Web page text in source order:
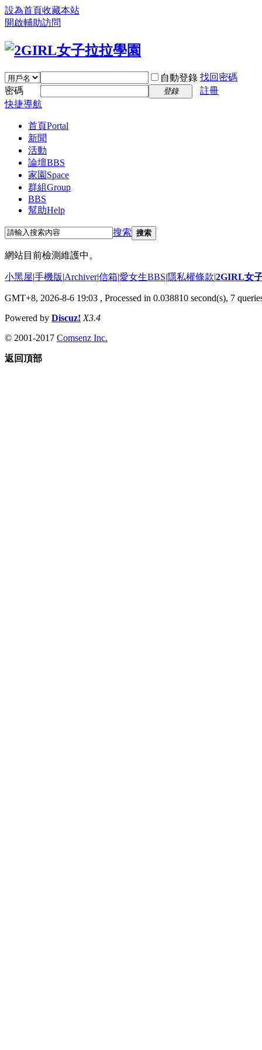
設為首頁收藏本站
開啟輔助訪問
自動登錄 找回密碼
密碼
登錄
註冊
快捷導航
首頁Portal
新聞
活動
論壇BBS
家園 Space
群組Group
BBS
幫助Help
搜索 搜索
網站目前檢測維護中。
小黑屋|手機版|Archiver|信箱|愛女生BBS|隱私權條款|2GIRL女
GMT+8, 2026-8-6 19:03 , Processed in 0.038810 second(s), 7
Powered by Discuz! X3.4
© 2001-2017 Comsenz Inc.
返回頂部